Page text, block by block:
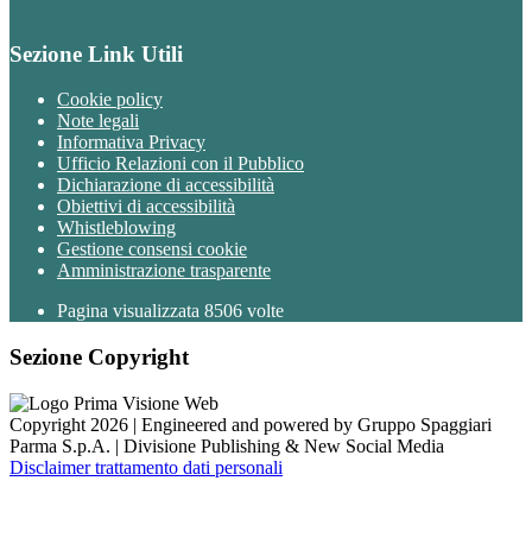
Sezione Link Utili
Cookie policy
Note legali
Informativa Privacy
Ufficio Relazioni con il Pubblico
Dichiarazione di accessibilità
Obiettivi di accessibilità
Whistleblowing
Gestione consensi cookie
Amministrazione trasparente
Pagina visualizzata 8506 volte
Sezione Copyright
Copyright 2026 | Engineered and powered by Gruppo Spaggiari
Parma S.p.A. | Divisione Publishing & New Social Media
Disclaimer trattamento dati personali